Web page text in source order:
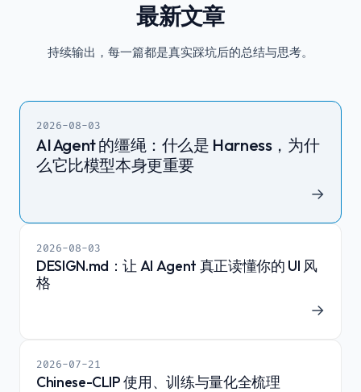
最新文章
持续输出，每一篇都是真实踩坑后的总结与思考。
2026-08-03
AI Agent 的缰绳：什么是 Harness，为什
么它比模型本身更重要
→
2026-08-03
DESIGN.md：让 AI Agent 真正读懂你的 UI 风
格
→
2026-07-21
Chinese-CLIP 使用、训练与量化全梳理